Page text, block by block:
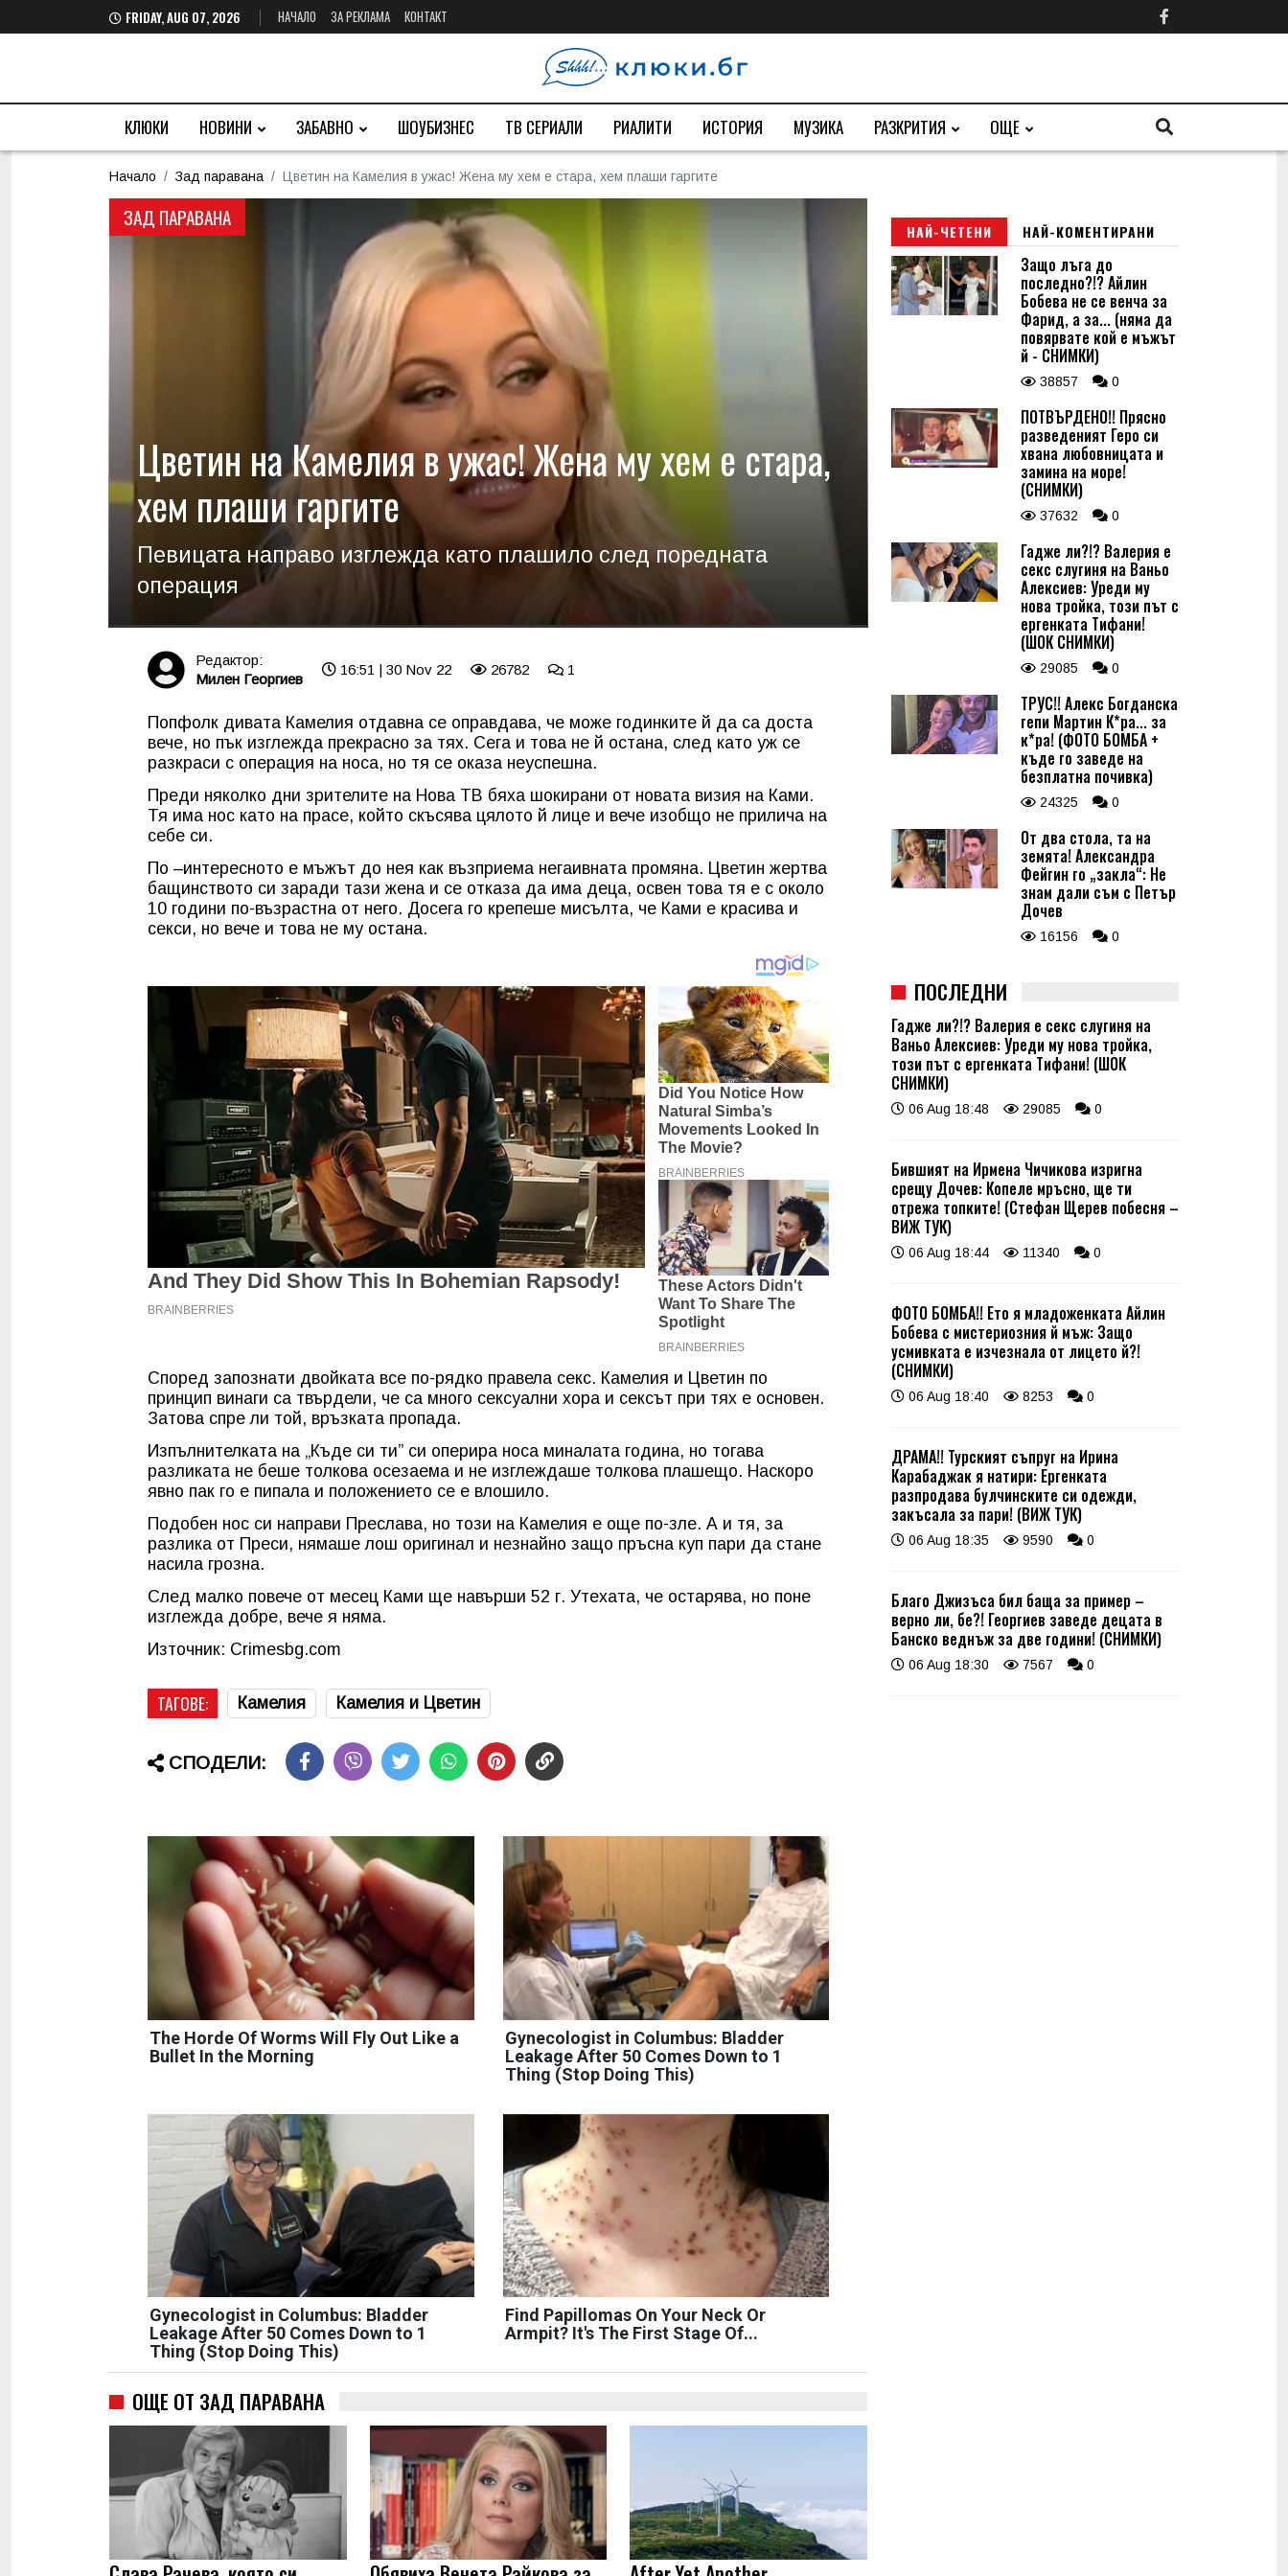
FRIDAY, AUG 07, 2026 НАЧАЛО ЗА РЕКЛАМА КОНТАКТ
КЛЮКИ НОВИНИ ЗАБАВНО ШОУБИЗНЕС ТВ СЕРИАЛИ РИАЛИТИ ИСТОРИЯ МУЗИКА РАЗКРИТИЯ ОЩЕ
Начало Зад паравана Цветин на Камелия в ужас! Жена му хем е стара, хем плаши гаргите
ЗАД ПАРАВАНА
Цветин на Камелия в ужас! Жена му хем е стара,
хем плаши гаргите
Певицата направо изглежда като плашило след поредната
операция
Редактор:
Милен Георгиев
16:51 | 30 Nov 22 26782 1
Попфолк дивата Камелия отдавна се оправдава, че може годинките й да са доста
вече, но пък изглежда прекрасно за тях. Сега и това не й остана, след като уж се
разкраси с операция на носа, но тя се оказа неуспешна.
Преди няколко дни зрителите на Нова ТВ бяха шокирани от новата визия на Ками.
Тя има нос като на прасе, който скъсява цялото й лице и вече изобщо не прилича на
себе си.
По –интересното е мъжът до нея как възприема негаивната промяна. Цветин жертва
бащинството си заради тази жена и се отказа да има деца, освен това тя е с около
10 години по-възрастна от него. Досега го крепеше мисълта, че Ками е красива и
секси, но вече и това не му остана.
Според запознати двойката все по-рядко правела секс. Камелия и Цветин по
принцип винаги са твърдели, че са много сексуални хора и сексът при тях е основен.
Затова спре ли той, връзката пропада.
Изпълнителката на „Къде си ти” си оперира носа миналата година, но тогава
разликата не беше толкова осезаема и не изглеждаше толкова плашещо. Наскоро
явно пак го е пипала и положението се е влошило.
Подобен нос си направи Преслава, но този на Камелия е още по-зле. А и тя, за
разлика от Преси, нямаше лош оригинал и незнайно защо пръсна куп пари да стане
насила грозна.
След малко повече от месец Ками ще навърши 52 г. Утехата, че остарява, но поне
изглежда добре, вече я няма.
Източник: Crimesbg.com
ТАГОВЕ: Камелия Камелия и Цветин
СПОДЕЛИ:
The Horde Of Worms Will Fly Out Like a
Bullet In the Morning
Gynecologist in Columbus: Bladder
Leakage After 50 Comes Down to 1
Thing (Stop Doing This)
Gynecologist in Columbus: Bladder
Leakage After 50 Comes Down to 1
Thing (Stop Doing This)
Find Papillomas On Your Neck Or
Armpit? It's The First Stage Of...
ОЩЕ ОТ ЗАД ПАРАВАНА
НАЙ-ЧЕТЕНИ НАЙ-КОМЕНТИРАНИ
Защо лъга до
последно?!? Айлин
Бобева не се венча за
Фарид, а за... (няма да
повярвате кой е мъжът
й - СНИМКИ)
38857 0
ПОТВЪРДЕНО!! Прясно
разведеният Геро си
хвана любовницата и
замина на море!
(СНИМКИ)
37632 0
Гадже ли?!? Валерия е
секс слугиня на Ваньо
Алексиев: Уреди му
нова тройка, този път с
ергенката Тифани!
(ШОК СНИМКИ)
29085 0
ТРУС!! Алекс Богданска
гепи Мартин К*ра... за
к*ра! (ФОТО БОМБА +
къде го заведе на
безплатна почивка)
24325 0
От два стола, та на
земята! Александра
Фейгин го „закла“: Не
знам дали съм с Петър
Дочев
16156 0
ПОСЛЕДНИ
Гадже ли?!? Валерия е секс слугиня на
Ваньо Алексиев: Уреди му нова тройка,
този път с ергенката Тифани! (ШОК
СНИМКИ)
06 Aug 18:48 29085 0
Бившият на Ирмена Чичикова изригна
срещу Дочев: Копеле мръсно, ще ти
отрежа топките! (Стефан Щерев побесня –
ВИЖ ТУК)
06 Aug 18:44 11340 0
ФОТО БОМБА!! Ето я младоженката Айлин
Бобева с мистериозния й мъж: Защо
усмивката е изчезнала от лицето й?!
(СНИМКИ)
06 Aug 18:40 8253 0
ДРАМА!! Турският съпруг на Ирина
Карабаджак я натири: Ергенката
разпродава булчинските си одежди,
закъсала за пари! (ВИЖ ТУК)
06 Aug 18:35 9590 0
Благо Джизъса бил баща за пример –
верно ли, бе?! Георгиев заведе децата в
Банско веднъж за две години! (СНИМКИ)
06 Aug 18:30 7567 0